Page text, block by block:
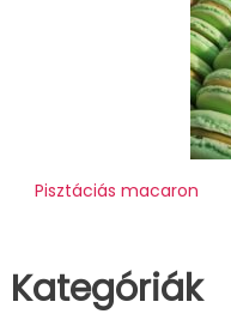
Pisztáciás macaron
Kategóriák